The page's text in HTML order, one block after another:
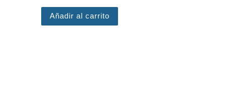
Añadir al carrito